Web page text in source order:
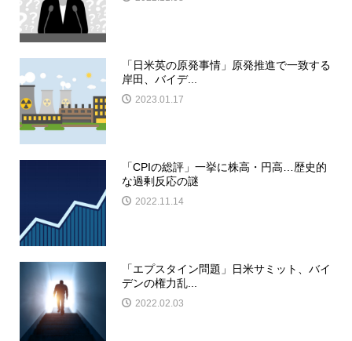
「日米英の原発事情」原発推進で一致する
岸田、バイデ...
2023.01.17
「CPIの総評」一挙に株高・円高…歴史的
な過剰反応の謎
2022.11.14
「エプスタイン問題」日米サミット、バイ
デンの権力乱...
2022.02.03